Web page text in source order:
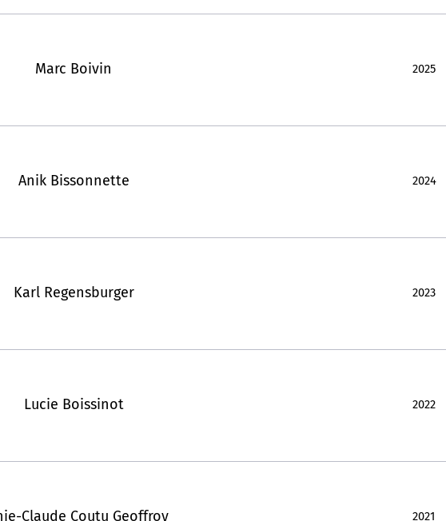
Marc Boivin 2025
Anik Bissonnette 2024
Karl Regensburger 2023
Lucie Boissinot 2022
Claude Coutu Geoffroy 2021